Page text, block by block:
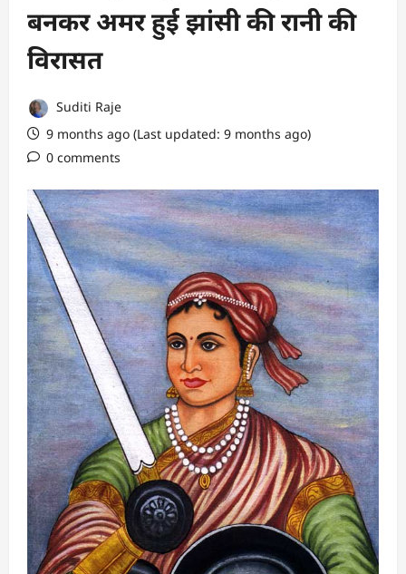
बनकर अमर हुई झांसी की रानी की
विरासत
Suditi Raje
9 months ago (Last updated: 9 months ago)
0 comments